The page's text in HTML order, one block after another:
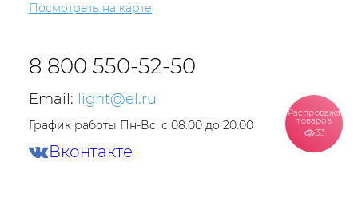
Посмотреть на карте
8 800 550-52-50
Email: light@el.ru
График работы Пн-Вс: с 08:00 до 20:00
Вконтакте
Распродажа
товаров
33